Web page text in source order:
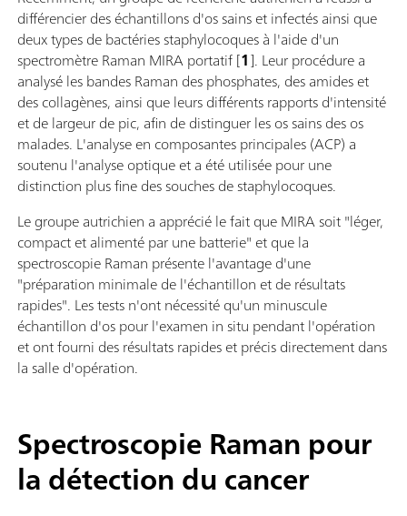
différencier des échantillons d'os sains et infectés ainsi que
deux types de bactéries staphylocoques à l'aide d'un
spectromètre Raman MIRA portatif [1]. Leur procédure a
analysé les bandes Raman des phosphates, des amides et
des collagènes, ainsi que leurs différents rapports d'intensité
et de largeur de pic, afin de distinguer les os sains des os
malades. L'analyse en composantes principales (ACP) a
soutenu l'analyse optique et a été utilisée pour une
distinction plus fine des souches de staphylocoques.
Le groupe autrichien a apprécié le fait que MIRA soit "léger,
compact et alimenté par une batterie" et que la
spectroscopie Raman présente l'avantage d'une
"préparation minimale de l'échantillon et de résultats
rapides". Les tests n'ont nécessité qu'un minuscule
échantillon d'os pour l'examen in situ pendant l'opération
et ont fourni des résultats rapides et précis directement dans
la salle d'opération.
Spectroscopie Raman pour
la détection du cancer